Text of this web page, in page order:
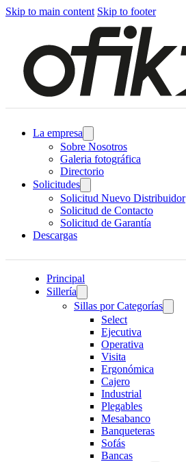
Skip to main content Skip to footer
La empresa
Sobre Nosotros
Galeria fotográfica
Directorio
Solicitudes
Solicitud Nuevo Distribuidor
Solicitud de Contacto
Solicitud de Garantía
Descargas
Principal
Sillería
Sillas por Categorías
Select
Ejecutiva
Operativa
Visita
Ergonómica
Cajero
Industrial
Plegables
Mesabanco
Banqueteras
Sofás
Bancas